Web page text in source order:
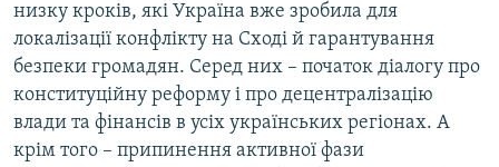
низку кроків, які Україна вже зробила для
локалізації конфлікту на Сході й гарантування
безпеки громадян. Серед них – початок діалогу про
конституційну реформу і про децентралізацію
влади та фінансів в усіх українських регіонах. А
крім того – припинення активної фази